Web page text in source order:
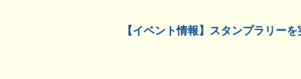
【イベント情報】スタンプラリー